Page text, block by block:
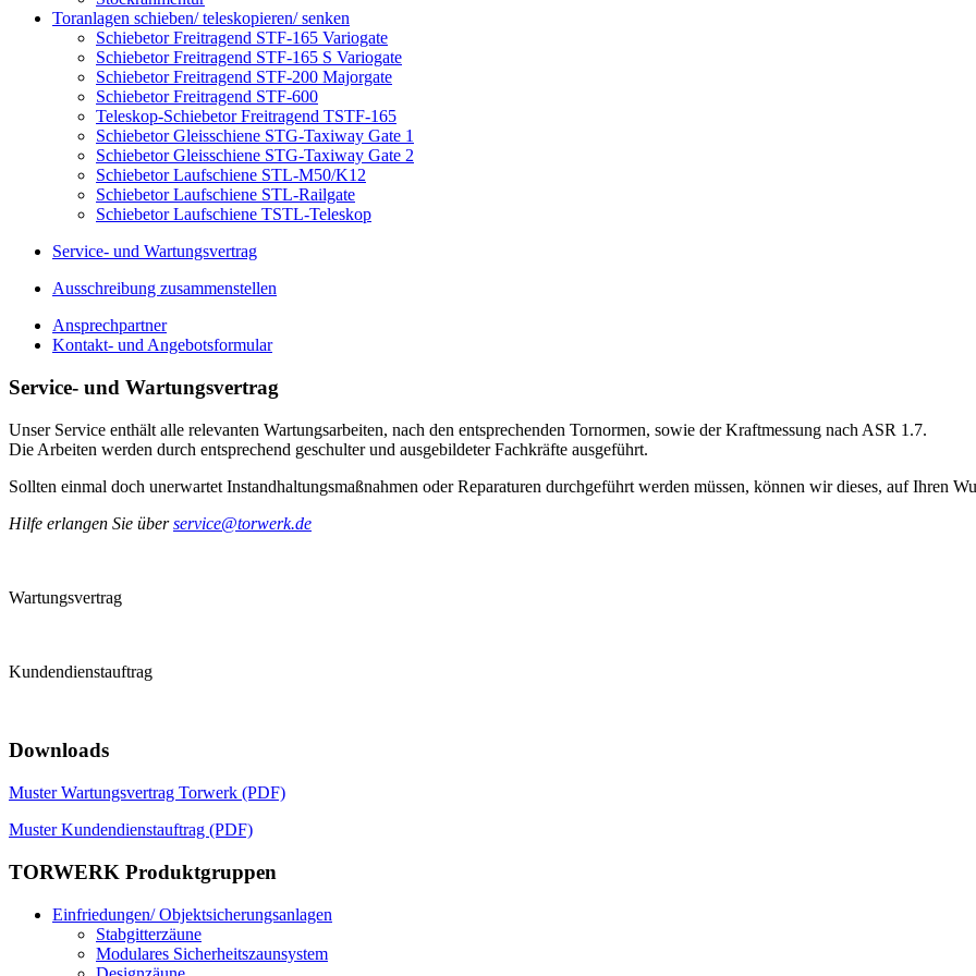
Toranlagen schieben/ teleskopieren/ senken
Schiebetor Freitragend STF-165 Variogate
Schiebetor Freitragend STF-165 S Variogate
Schiebetor Freitragend STF-200 Majorgate
Schiebetor Freitragend STF-600
Teleskop-Schiebetor Freitragend TSTF-165
Schiebetor Gleisschiene STG-Taxiway Gate 1
Schiebetor Gleisschiene STG-Taxiway Gate 2
Schiebetor Laufschiene STL-M50/K12
Schiebetor Laufschiene STL-Railgate
Schiebetor Laufschiene TSTL-Teleskop
Service- und Wartungsvertrag
Ausschreibung zusammenstellen
Ansprechpartner
Kontakt- und Angebotsformular
Service- und Wartungsvertrag
Unser Service enthält alle relevanten Wartungsarbeiten, nach den entsprechenden Tornormen, sowie der Kraftmessung nach ASR 1.7.
Die Arbeiten werden durch entsprechend geschulter und ausgebildeter Fachkräfte ausgeführt.
Sollten einmal doch unerwartet Instandhaltungsmaßnahmen oder Reparaturen durchgeführt werden müssen, können wir dieses, auf Ihren
Hilfe erlangen Sie überservice@torwerk.de
Wartungsvertrag
Kundendienstauftrag
Downloads
Muster Wartungsvertrag Torwerk (PDF)
Muster Kundendienstauftrag (PDF)
TORWERK Produktgruppen
Einfriedungen/ Objektsicherungsanlagen
Stabgitterzäune
Modulares Sicherheitszaunsystem